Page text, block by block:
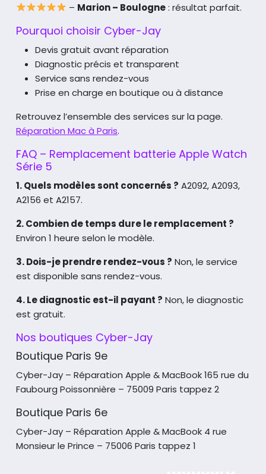
– Marion – Boulogne: résultat parfait.
Pourquoi choisir Cyber-Jay
Devis gratuit avant réparation
Diagnostic précis et transparent
Service sans rendez-vous
Prise en charge en boutique ou à distance
Retrouvez l’ensemble des services sur la page.
Réparation Mac à Paris.
FAQ – Remplacement batterie Apple Watch
Série 5
1. Quels modèles sont concernés ? A2092, A2093,
A2156 et A2157.
2. Combien de temps dure le remplacement ?
Environ 1 heure selon le modèle.
3. Dois-je prendre rendez-vous ? Non, le service
est disponible sans rendez-vous.
4. Le diagnostic est-il payant ? Non, le diagnostic
est gratuit.
Nos boutiques Cyber-Jay
Boutique Paris 9e
Cyber-Jay – Réparation Apple & MacBook165 rue du
Faubourg Poissonnière – 75009 Paris tappez 2
Boutique Paris 6e
Cyber-Jay – Réparation Apple & MacBook 4 rue
Monsieur le Prince – 75006 Paris tappez 1165 rue du